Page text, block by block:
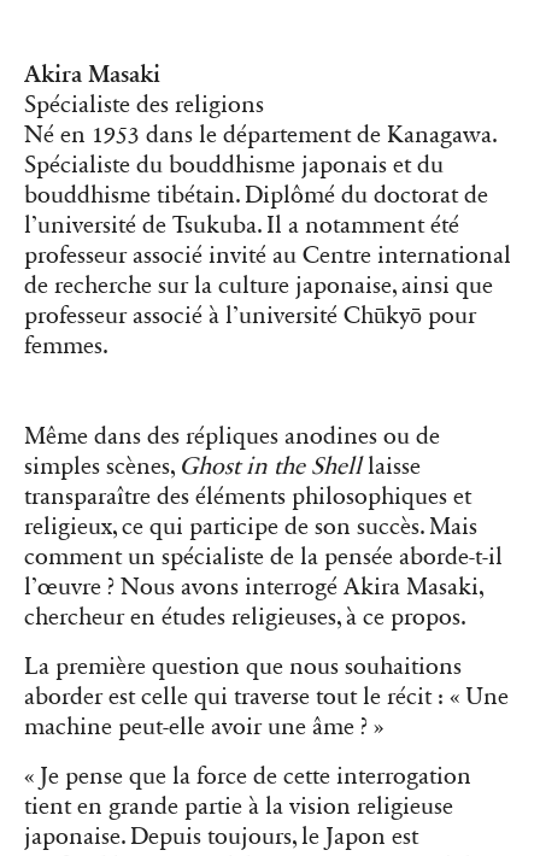
Akira Masaki
Spécialiste des religions
Né en 1953 dans le département de Kanagawa.
Spécialiste du bouddhisme japonais et du
bouddhisme tibétain. Diplômé du doctorat de
l’université de Tsukuba. Il a notamment été
professeur associé invité au Centre international
de recherche sur la culture japonaise, ainsi que
professeur associé à l’université Chūkyō pour
femmes.
Même dans des répliques anodines ou de
simples scènes, Ghost in the Shelllaisse
transparaître des éléments philosophiques et
religieux, ce qui participe de son succès. Mais
comment un spécialiste de la pensée aborde-t-il
l’œuvre ? Nous avons interrogé Akira Masaki,
chercheur en études religieuses, à ce propos.
La première question que nous souhaitions
aborder est celle qui traverse tout le récit : « Une
machine peut-elle avoir une âme ? »
« Je pense que la force de cette interrogation
tient en grande partie à la vision religieuse
japonaise. Depuis toujours, le Japon est